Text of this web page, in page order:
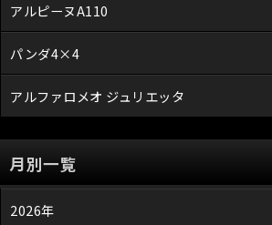
アルピーヌA110
パンダ4×4
アルファロメオ ジュリエッタ
月別一覧
2026年